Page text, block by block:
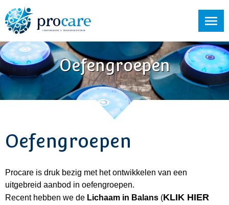
Oefengroepen
Oefengroepen
Procare is druk bezig met het ontwikkelen van een
uitgebreid aanbod in oefengroepen.
Recent hebben we de Lichaam in Balans (KLIK HIER